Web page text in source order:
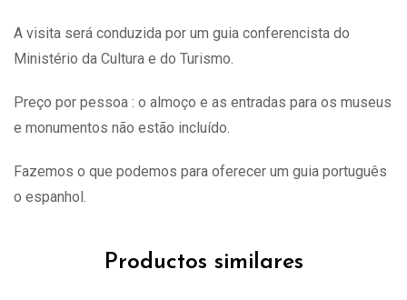
A visita será conduzida por um guia conferencista do
Ministério da Cultura e do Turismo.
Preço por pessoa : o almoço e as entradas para os museus
e monumentos não estão incluído.
Fazemos o que podemos para oferecer um guia português
o espanhol.
Productos similares